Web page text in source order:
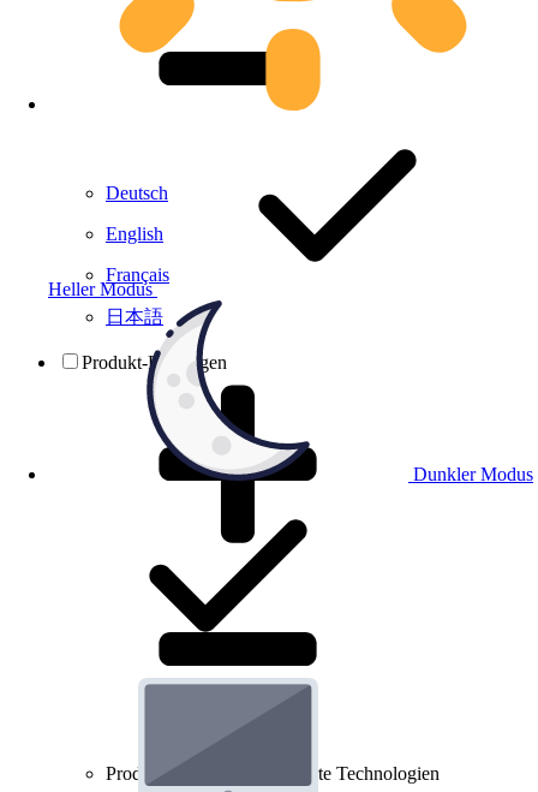
Heller Modus
Dunkler Modus
Deutsch
English
Français
日本語
Produkt-Prüfungen
Produkt-Prüfungen für smarte Technologien